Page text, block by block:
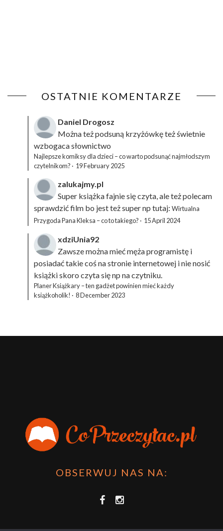
OSTATNIE KOMENTARZE
Daniel Drogosz
Można też podsuną krzyżówkęteż świetnie
wzbogaca słownictwo
Najlepsze komiksy dla dzieci – co warto podsunąć najmłodszym
czytelnikom? · 19 February 2025
zalukajmy.pl
Super książka fajnie się czyta, ale też polecam
sprawdzić film bo jest też super np tutaj: Wirtualna
Przygoda Pana Kleksa – co to takiego? · 15 April 2024
xdziUnia92
Zawsze można mieć męża programistę i
posiadać takie coś na stronie internetowej i nie nosić
książki skoro czyta się np na czytniku.
Planer Książkary – ten gadżet powinien mieć każdy
książkoholik! · 8 December 2023
OBSERWUJ NAS NA: